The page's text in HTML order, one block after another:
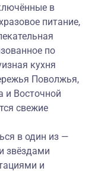
в
питание,
по
кухня
Поволжья,
и Восточной
свежие
в один из —
звёздами
и